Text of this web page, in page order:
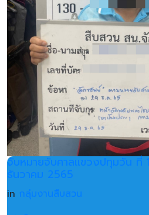
จับหมายจับศาลแขวงปทุมวัน
ธันวาคม 2565
in กลุ่มงานสืบสวน